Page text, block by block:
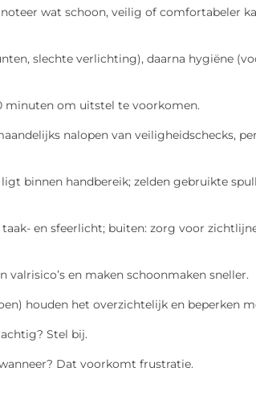
wat schoon, veilig of comfortabeler
slechte verlichting), daarna hygiëne
minuten om uitstel te voorkomen.
nalopen van veiligheidschecks,
binnen handbereik; zelden gebruikte
en sfeerlicht; buiten: zorg voor
en maken schoonmaken sneller.
houden het overzichtelijk en beperken
Stel bij.
Dat voorkomt frustratie.